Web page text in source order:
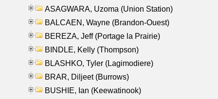
ASAGWARA, Uzoma (Union Station)
BALCAEN, Wayne (Brandon-Ouest)
BEREZA, Jeff (Portage la Prairie)
BINDLE, Kelly (Thompson)
BLASHKO, Tyler (Lagimodiere)
BRAR, Diljeet (Burrows)
BUSHIE, Ian (Keewatinook)